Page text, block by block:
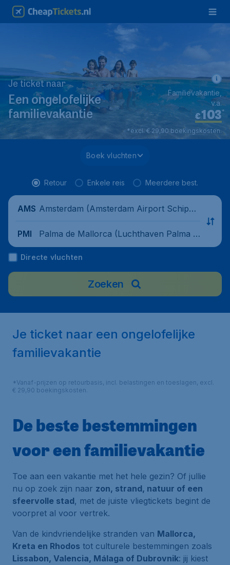
Je ticket naar
Een ongelofelijke
familievakantie
€103*
Familievakantie,
v.a.
*excl. € 29,90 boekingskosten.
Boek vluchten
Retour Enkele reis Meerdere best.
AMS Amsterdam (Amsterdam Airport Schipho
PMI
Palma de Mallorca (Luchthaven Palma d
e Mallorca), Spanje
Directe vluchten
Zoeken
Je ticket naar een ongelofelijke
familievakantie
*Vanaf-prijzen op retourbasis, incl. belastingen en toeslagen, excl.
€ 29,90 boekingskosten.
De beste bestemmingen
voor een familievakantie
Toe aan een vakantie met het hele gezin? Of jullie
nu op zoek zijn naar zon, strand, natuur of een
sfeervolle stad, met de juiste vliegtickets begint de
voorpret al voor vertrek.
Van de kindvriendelijke stranden van Mallorca,
Kreta en Rhodos tot culturele bestemmingen zoals
Lissabon, Valencia, Málaga of Dubrovnik: jij kiest